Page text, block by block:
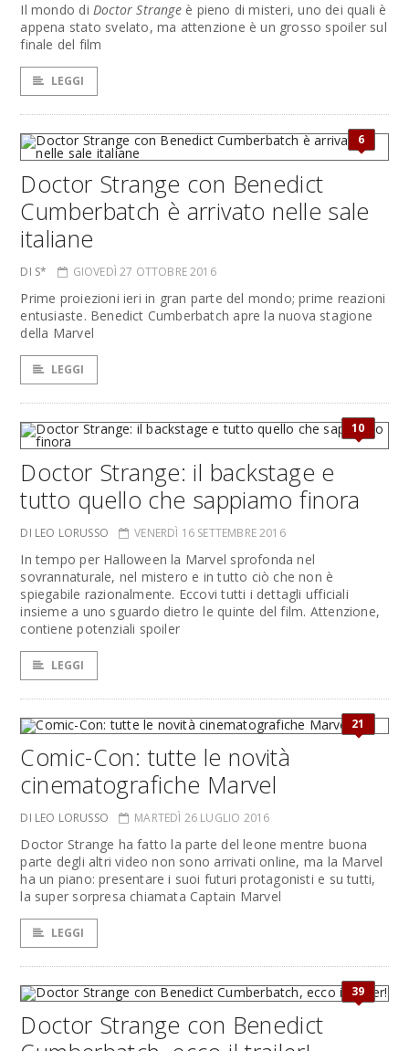
Il mondo di Doctor Strangeè pieno di misteri, uno dei quali è
appena stato svelato, ma attenzione è un grosso spoiler sul
finale del film
LEGGI
6
Doctor Strange con Benedict
Cumberbatch è arrivato nelle sale
italiane
DI S* GIOVEDÌ 27 OTTOBRE 2016
Prime proiezioni ieri in gran parte del mondo; prime reazioni
entusiaste. Benedict Cumberbatch apre la nuova stagione
della Marvel
LEGGI
10
Doctor Strange: il backstage e
tutto quello che sappiamo finora
DI LEO LORUSSO VENERDÌ 16 SETTEMBRE 2016
In tempo per Halloween la Marvel sprofonda nel
sovrannaturale, nel mistero e in tutto ciò che non è
spiegabile razionalmente. Eccovi tutti i dettagli ufficiali
insieme a uno sguardo dietro le quinte del film. Attenzione,
contiene potenziali spoiler
LEGGI
21
Comic-Con: tutte le novità
cinematografiche Marvel
DI LEO LORUSSO MARTEDÌ 26 LUGLIO 2016
Doctor Strange ha fatto la parte del leone mentre buona
parte degli altri video non sono arrivati online, ma la Marvel
ha un piano: presentare i suoi futuri protagonisti e su tutti,
la super sorpresa chiamata Captain Marvel
LEGGI
39
Doctor Strange con Benedict